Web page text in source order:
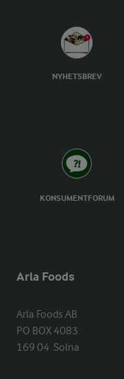
NYHETSBREV
KONSUMENTFORUM
Arla Foods
Arla Foods AB
PO BOX 4083
169 04  Solna